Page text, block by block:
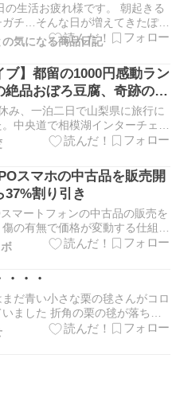
の生活お疲れ様です。 朝起きる
チ…そんな日が増えてきたぽる
ゃんと寝たはずなのに、 なんだ
」 「寝ている間のいびきを家
」 そんな悩み、 ありませんか。
の話題はよく出るテーマで、 睡
気になる商品日記
ブ】都留の1000円感動ラン
絶品おぼろ豆腐、奇跡の夏
満足の1日コース
み、一泊二日で山梨県に旅行に
中央道で相模湖インターチェン
、ここからは下道を利用しま
ってもお盆前の平日ということ
まで中央道は混雑していませんで
スマホの中古品を販売開
割り引き
マートフォンの中古品の販売を
の有無で価格が変動する仕組み
用痕跡が見られないものも選択
です。新品よりも10万円以上安
きる一方で、中古ならではのデメ
す。 OPPO公式ストアで中古
・・
だ青い小さな栗の毬さんがコロ
ました 折角の栗の毬が落ちて
思えますが少し余分に出来た毬
ちてしまいま